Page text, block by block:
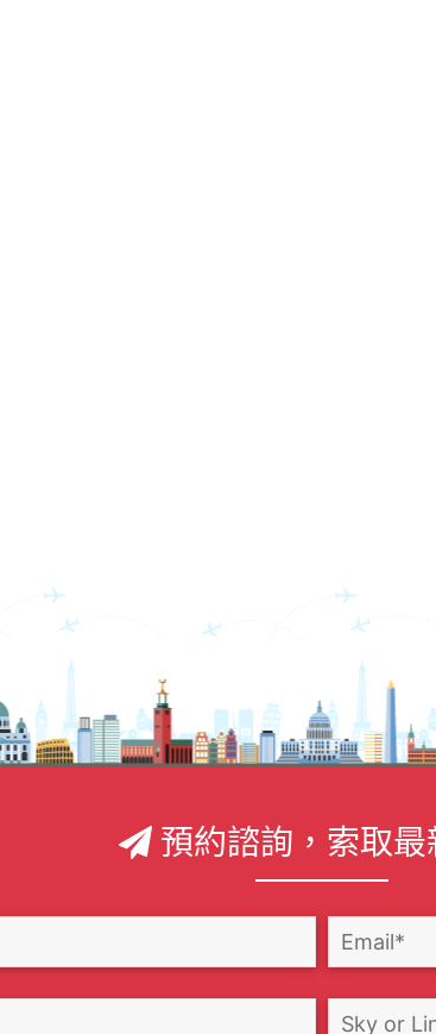
預約諮詢，索取最